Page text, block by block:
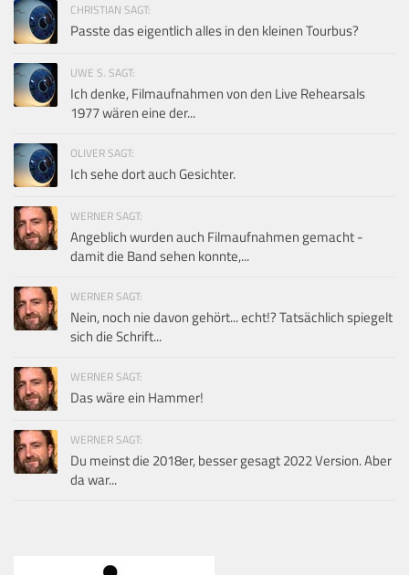
CHRISTIAN SAGT:
Passte das eigentlich alles in den kleinen Tourbus?
UWE S. SAGT:
Ich denke, Filmaufnahmen von den Live Rehearsals
1977 wären eine der...
OLIVER SAGT:
Ich sehe dort auch Gesichter.
WERNER SAGT:
Angeblich wurden auch Filmaufnahmen gemacht -
damit die Band sehen konnte,...
WERNER SAGT:
Nein, noch nie davon gehört... echt!? Tatsächlich spiegelt
sich die Schrift...
WERNER SAGT:
Das wäre ein Hammer!
WERNER SAGT:
Du meinst die 2018er, besser gesagt 2022 Version. Aber
da war...